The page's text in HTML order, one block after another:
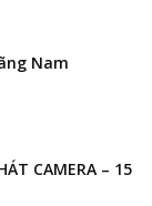
Nam
CAMERA – 15